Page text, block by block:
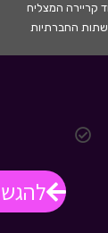
קריירה המצליח
החברתיות